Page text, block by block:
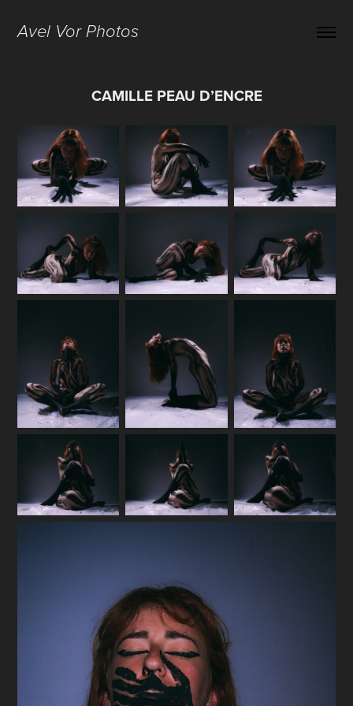
Avel Vor Photos
CAMILLE PEAU D’ENCRE